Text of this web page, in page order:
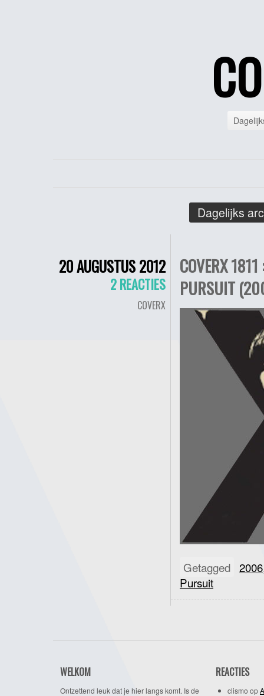
Dagelijks
20 AUGUSTUS 2012
2 REACTIES
COVERX
COVERX
PURSUIT
Getagged 2006
Pursuit
WELKOM
Ontzettend leuk dat je hier langs komt. Is de
REACTIES
clismo op